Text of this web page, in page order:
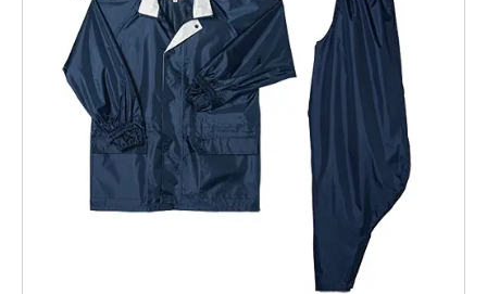
ジャンブレの特長
新規登録キャンペーン
名入れ刺繍
メーカーカタログ一覧
おすすめ
売れ筋
オリジナル
処分品
販売終了
販売価格(税抜き)で絞る
円から